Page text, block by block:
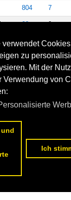
804 7
23 0
181 0
7 0
Videos
|
verwendet
zu
Mit der
Verwendung von
Ich